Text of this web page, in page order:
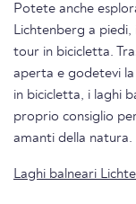
Potete anche
Lichtenberg a
tour in bicicletta.
aperta e godetevi
in bicicletta, i laghi
proprio consiglio
amanti della natura.
Laghi balneari